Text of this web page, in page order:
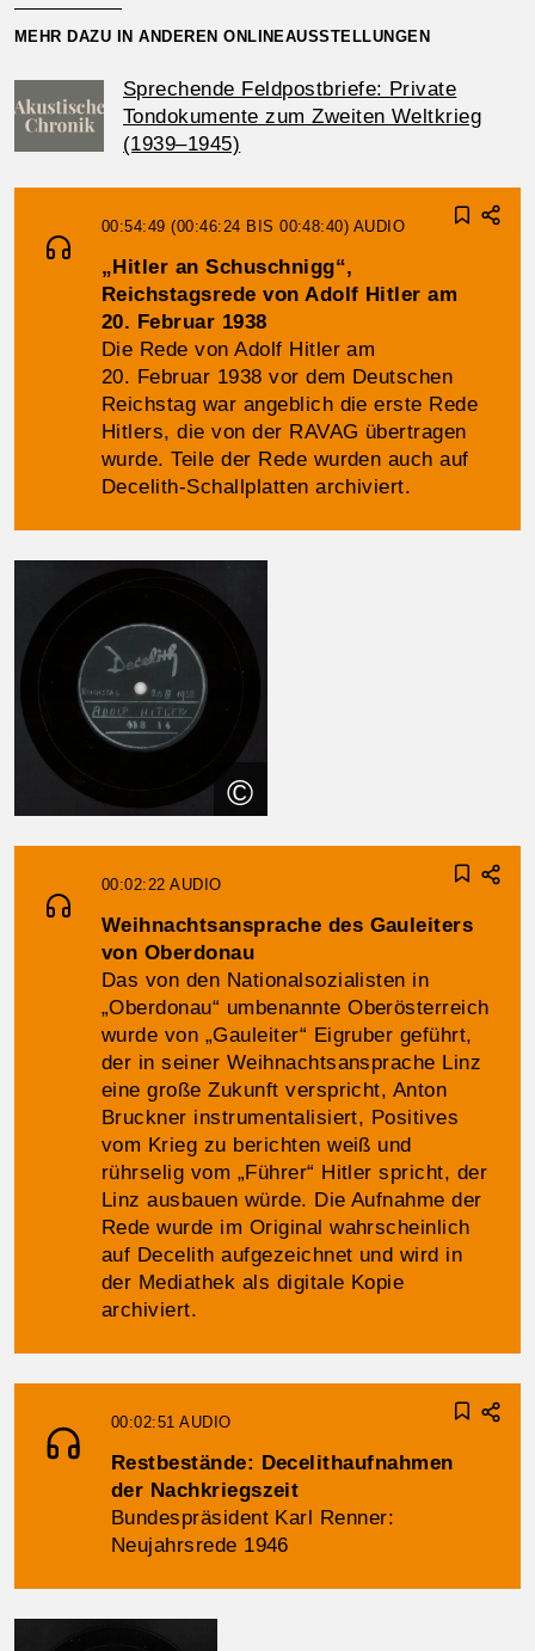
MEHR DAZU IN ANDEREN ONLINEAUSSTELLUNGEN
Sprechende Feldpostbriefe: Private
Tondokumente zum Zweiten Weltkrieg
(1939–1945)
00:54:49 (00:46:24 BIS 00:48:40) AUDIO
„Hitler an Schuschnigg“,
Reichstagsrede von Adolf Hitler am
20. Februar 1938
Die Rede von Adolf Hitler am
20. Februar 1938 vor dem Deutschen
Reichs­tag war angeblich die erste Rede
Hitlers, die von der RAVAG über­tragen
wurde. Teile der Rede wurden auch auf
Decelith-Schallplatten archiviert.
©
00:02:22AUDIO
Weihnachtsansprache des Gauleiters
von Oberdonau
Das von den Nationalsozialisten in
„Oberdonau“ umbenannte Oberösterreich
wurde von „Gauleiter“ Eigruber geführt,
der in seiner Weihnachtsansprache Linz
eine große Zukunft verspricht, Anton
Bruckner instrumentalisiert, Positives
vom Krieg zu berichten weiß und
rührselig vom „Führer“ Hitler spricht, der
Linz ausbauen würde. Die Aufnahme der
Rede wurde im Original wahrscheinlich
auf Decelith aufgezeichnet und wird in
der Mediathek als digitale Kopie
archiviert.
00:02:51AUDIO
Restbestände: Decelithaufnahmen
der Nachkriegszeit
Bundespräsident Karl Renner:
Neujahrsrede 1946